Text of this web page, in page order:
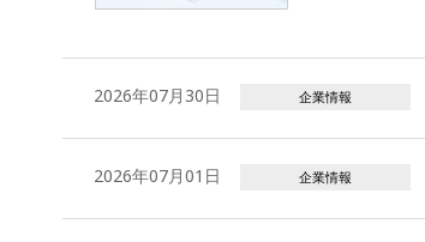
2026年07月30日 企業情報
2026年07月01日 企業情報